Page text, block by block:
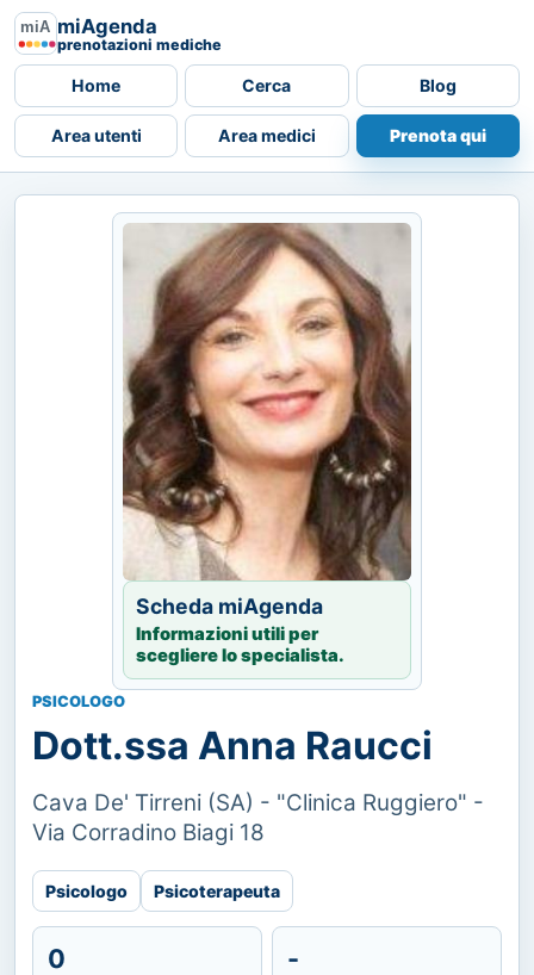
miAgenda
prenotazioni mediche
Home Cerca Blog
Area utenti Area medici Prenota qui
Scheda miAgenda
Informazioni utili per
scegliere lo specialista.
PSICOLOGO
Dott.ssa Anna Raucci
Cava De' Tirreni (SA) - "Clinica Ruggiero" -
Via Corradino Biagi 18
Psicologo Psicoterapeuta
0 -